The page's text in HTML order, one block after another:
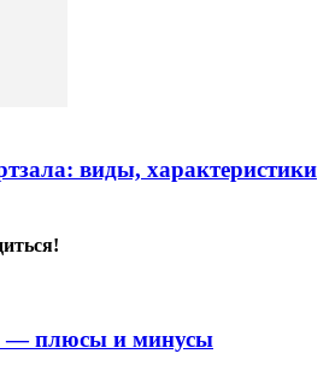
виды, характеристики
— плюсы и минусы